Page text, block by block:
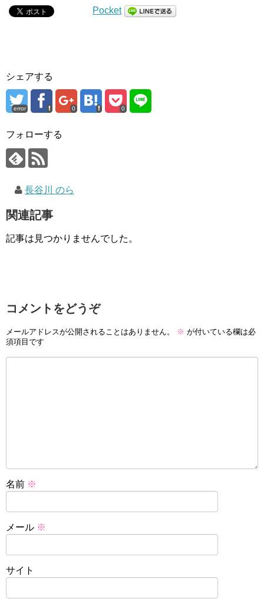
Pocket
シェアする
error 0 0
フォローする
長谷川 のら
関連記事
記事は見つかりませんでした。
コメントをどうぞ
メールアドレスが公開されることはありません。 ※ が付いている欄は必
須項目です
名前 ※
メール ※
サイト